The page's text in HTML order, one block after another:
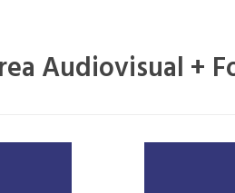
Audiovisual +